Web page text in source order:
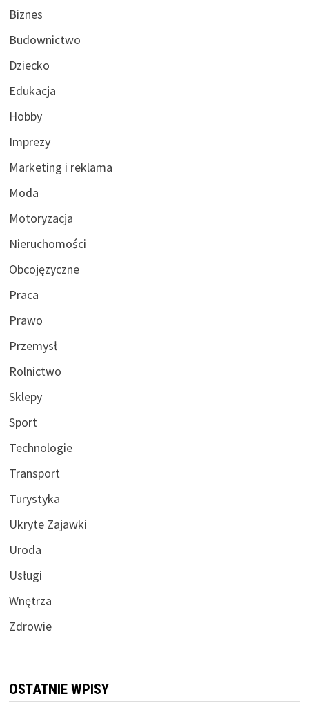
Biznes
Budownictwo
Dziecko
Edukacja
Hobby
Imprezy
Marketing i reklama
Moda
Motoryzacja
Nieruchomości
Obcojęzyczne
Praca
Prawo
Przemysł
Rolnictwo
Sklepy
Sport
Technologie
Transport
Turystyka
Ukryte Zajawki
Uroda
Usługi
Wnętrza
Zdrowie
OSTATNIE WPISY